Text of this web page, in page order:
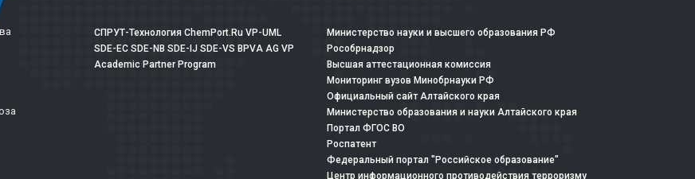
СПРУТ-Технология ChemPort.Ru VP-UML
SDE-EC SDE-NB SDE-IJ SDE-VS BPVA AG VP
Academic Partner Program
Министерство науки и высшего образования РФ
Рособрнадзор
Высшая аттестационная комиссия
Мониторинг вузов Минобрнауки РФ
Официальный сайт Алтайского края
Министерство образования и науки Алтайского края
Портал ФГОС ВО
Роспатент
Федеральный портал "Российское образование"
Центр информационного противодействия терроризму